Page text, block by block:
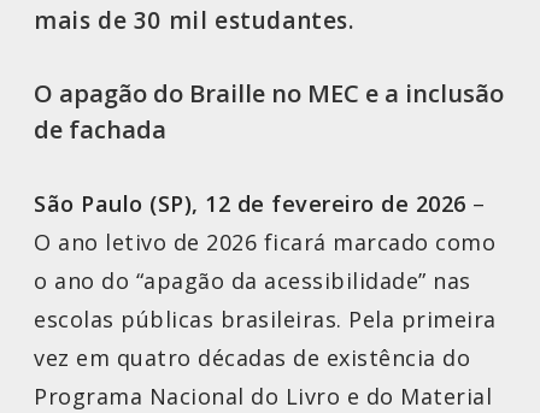
mais de 30 mil estudantes.
O apagão do Braille no MEC e a inclusão
de fachada
São Paulo (SP), 12 de fevereiro de 2026 –
O ano letivo de 2026 ficará marcado como
o ano do “apagão da acessibilidade” nas
escolas públicas brasileiras. Pela primeira
vez em quatro décadas de existência do
Programa Nacional do Livro e do Material